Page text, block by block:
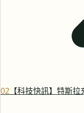
02 【科技快訊】特斯